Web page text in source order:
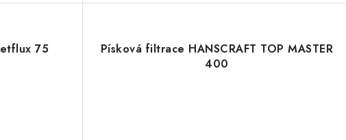
75
Písková filtrace HANSCRAFT TOP MASTER
400